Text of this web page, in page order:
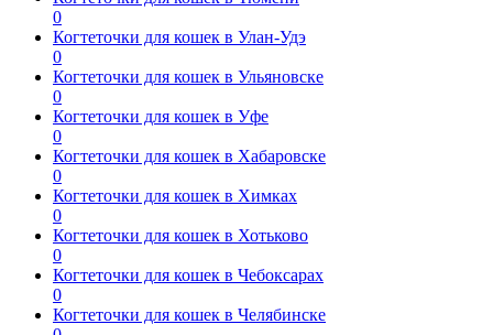
0
Когтеточки для кошек в Улан-Удэ
0
Когтеточки для кошек в Ульяновске
0
Когтеточки для кошек в Уфе
0
Когтеточки для кошек в Хабаровске
0
Когтеточки для кошек в Химках
0
Когтеточки для кошек в Хотьково
0
Когтеточки для кошек в Чебоксарах
0
Когтеточки для кошек в Челябинске